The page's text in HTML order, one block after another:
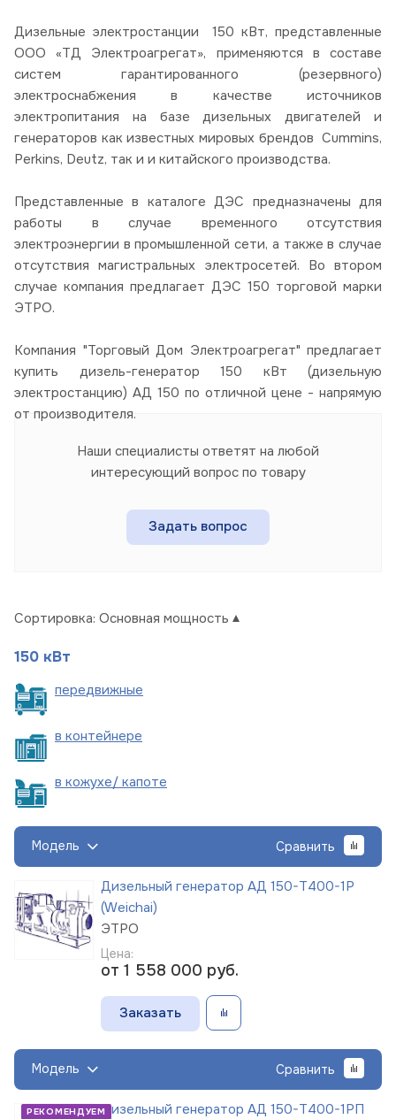
Дизельные электростанции 150 кВт, представленные
ООО «ТД Электроагрегат», применяются в составе
систем гарантированного (резервного)
электроснабжения в качестве источников
электропитания на базе дизельных двигателей и
генераторов как известных мировых брендов Cummins,
Perkins, Deutz, так и и китайского производства.
Представленные в каталоге ДЭС предназначены для
работы в случае временного отсутствия
электроэнергии в промышленной сети, а также в случае
отсутствия магистральных электросетей. Во втором
случае компания предлагает ДЭС 150 торговой марки
ЭТРО.
Компания "Торговый Дом Электроагрегат" предлагает
купить дизель-генератор 150 кВт (дизельную
электростанцию) АД 150 по отличной цене - напрямую
от производителя.
Наши специалисты ответят на любой
интересующий вопрос по товару
Задать вопрос
Сортировка: Основная мощность
150 кВт
передвижные
в контейнере
в кожухе/ капоте
Модель Сравнить
Дизельный генератор АД 150-Т400-1Р
(Weichai)
ЭТРО
Цена:
от 1 558 000 руб.
Заказать
Модель Сравнить
РЕКОМЕНДУЕМДизельный генератор АД 150-Т400-1РП